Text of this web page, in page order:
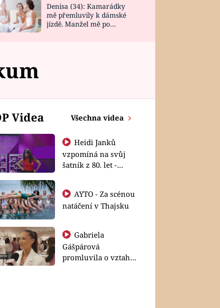
Denisa (34): Kamarádky
mě přemluvily k dámské
jízdě. Manžel mě po
Videa Všechna videa
Heidi Janků
vzpomíná na svůj
šatník z 80. let -
natáčení v Thajsku
Gabriela
Gášpárová
promluvila o vztahu